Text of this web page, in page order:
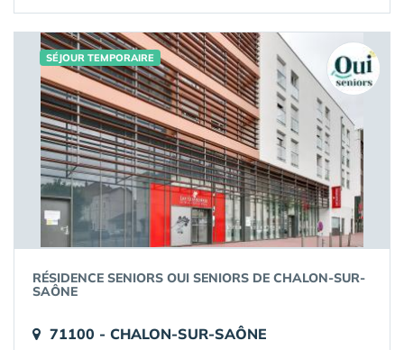
SÉJOUR TEMPORAIRE
RÉSIDENCE SENIORS OUI SENIORS DE CHALON-SUR-
SAÔNE
71100 - CHALON-SUR-SAÔNE